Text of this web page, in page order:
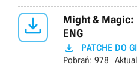

Might & Magic:
ENG
 PATCHE DO
Pobrań: 978